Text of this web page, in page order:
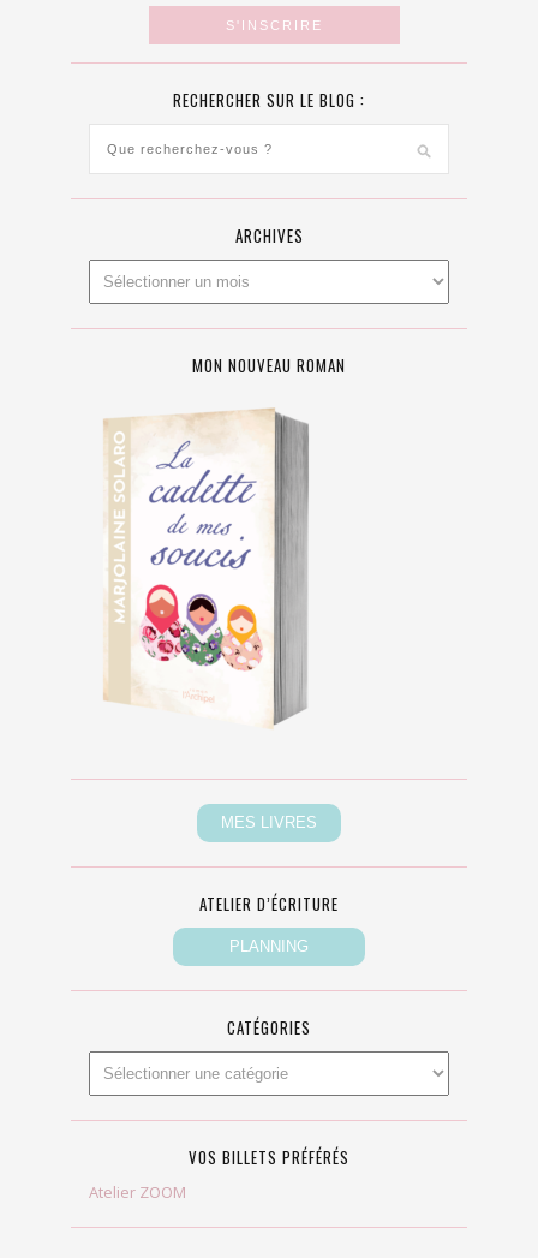
RECHERCHER SUR LE BLOG :
ARCHIVES
MON NOUVEAU ROMAN
ATELIER D’ÉCRITURE
CATÉGORIES
VOS BILLETS PRÉFÉRÉS
Atelier ZOOM